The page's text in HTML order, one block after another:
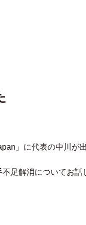
」に代表の中川が
足解消についてお話